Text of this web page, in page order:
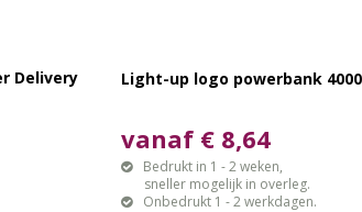
Delivery
Light-up logo powerbank
vanaf € 8,64
Bedrukt in 1 - 2 weken,
sneller mogelijk in overleg.
Onbedrukt 1 - 2 werkdagen.